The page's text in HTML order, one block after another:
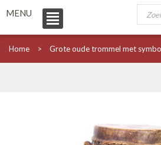
MENU
Home Grote oude trommel met